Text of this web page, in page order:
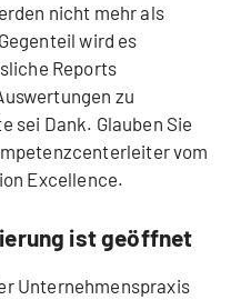
nicht mehr als
wird es
Reports
zu
sei Dank. Glauben Sie
vom
Excellence.
ist geöffnet
Unternehmenspraxis